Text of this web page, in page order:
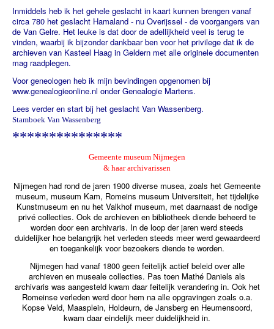
Inmiddels heb ik het gehele geslacht in kaart kunnen brengen vanaf
circa 780 het geslacht Hamaland - nu Overijssel - de voorgangers van
de Van Gelre. Het leuke is dat door de adellijkheid veel is terug te
vinden, waarbij ik bijzonder dankbaar ben voor het privilege dat ik de
archieven van Kasteel Haag in Geldern met alle originele documenten
mag raadplegen.
Voor geneologen heb ik mijn bevindingen opgenomen bij
www.genealogieonline.nl onder Genealogie Martens.
Lees verder en start bij het geslacht Van Wassenberg.
Stamboek Van Wassenberg
***************
Gemeente museum Nijmegen
& haar archivarissen
Nijmegen had rond de jaren 1900 diverse musea, zoals het Gemeente
museum, museum Kam, Romeins museum Universiteit, het tijdelijke
Kunstmuseum en nu het Valkhof museum, met daarnaast de nodige
privé collecties. Ook de archieven en bibliotheek diende beheerd te
worden door een archivaris. In de loop der jaren werd steeds
duidelijker hoe belangrijk het verleden steeds meer werd gewaardeerd
en toegankelijk voor bezoekers diende te worden.
Nijmegen had vanaf 1800 geen feitelijk actief beleid over alle
archieven en museale collecties. Pas toen Mathé Daniels als
archivaris was aangesteld kwam daar feitelijk verandering in. Ook het
Romeinse verleden werd door hem na alle opgravingen zoals o.a.
Kopse Veld, Maasplein, Holdeurn, de Jansberg en Heumensoord,
kwam daar eindelijk meer duidelijkheid in.